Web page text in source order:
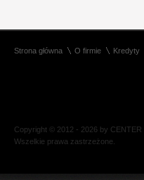
Strona główna O firmie Kredyty
Copyright © 2012 - 2026 by CENTER
Wszelkie prawa zastrzeżone.